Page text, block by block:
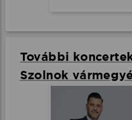
További
Szolnok